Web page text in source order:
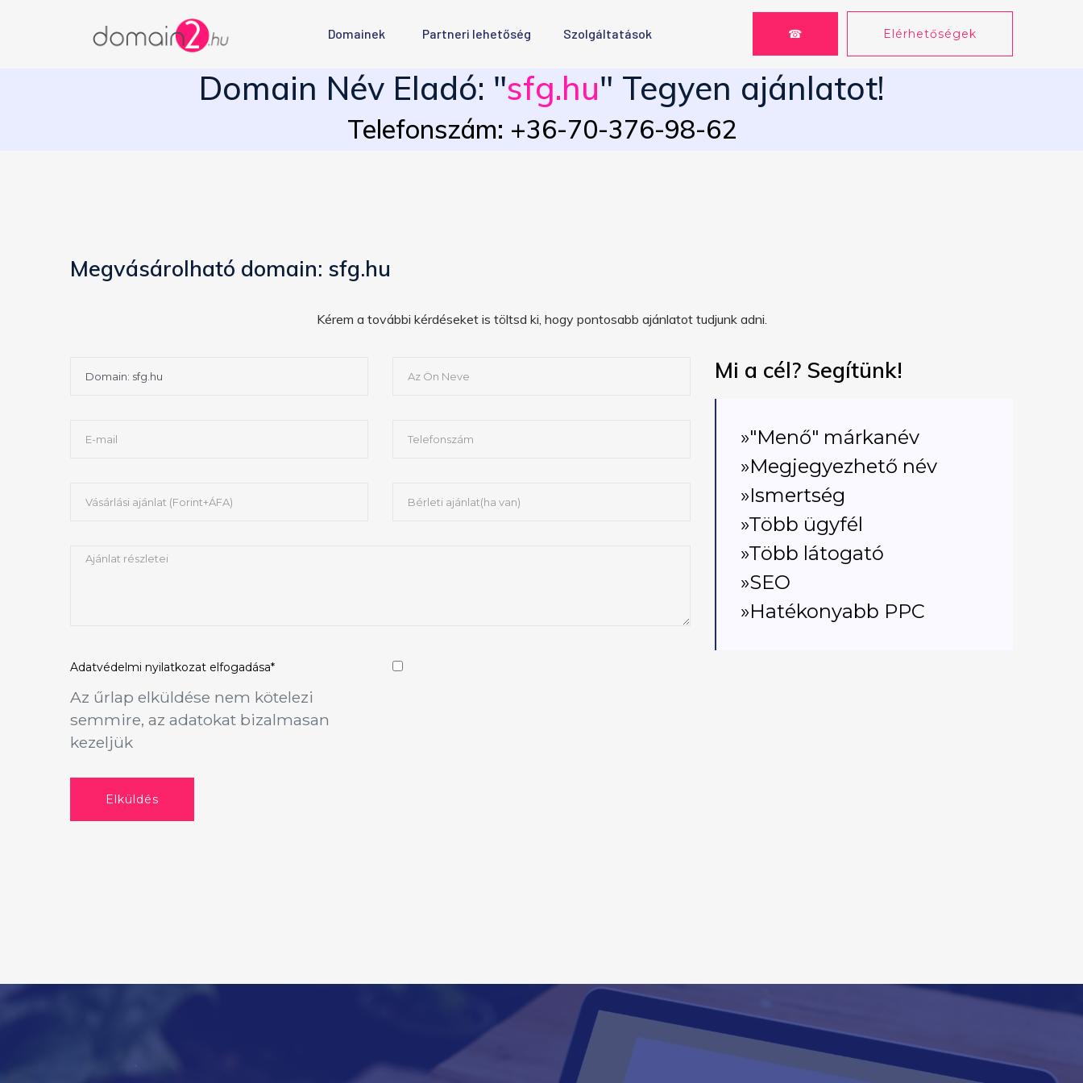
Domainek Partneri lehetőség Szolgáltatások ☎ Elérhetőségek
Domain Név Eladó: "sfg.hu" Tegyen ajánlatot!
Telefonszám: +36-70-376-98-62
Megvásárolható domain: sfg.hu
Kérem a további kérdéseket is töltsd ki, hogy pontosabb ajánlatot tudjunk adni.
Adatvédelmi nyilatkozat elfogadása*
Az űrlap elküldése nem kötelezi
semmire, az adatokat bizalmasan
kezeljük
Elküldés
Mi a cél? Segítünk!
»"Menő" márkanév
»Megjegyezhető név
»Ismertség
»Több ügyfél
»Több látogató
»SEO
»Hatékonyabb PPC